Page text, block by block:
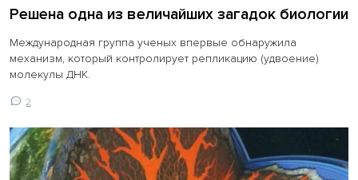
Решена одна из величайших загадок биологии
Международная группа ученых впервые обнаружила
механизм, который контролирует репликацию (удвоение)
молекулы ДНК.
2